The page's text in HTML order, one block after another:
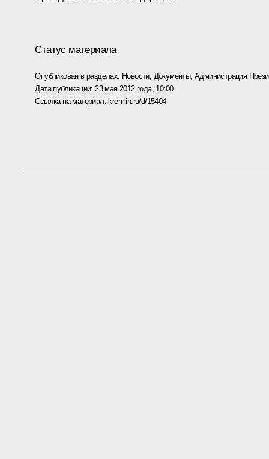
Статус материала
Опубликован в разделах: Новости, Документы,Администрация
Дата публикации: 23 мая 2012 года, 10:00
Ссылка на материал:kremlin.ru/d/15404